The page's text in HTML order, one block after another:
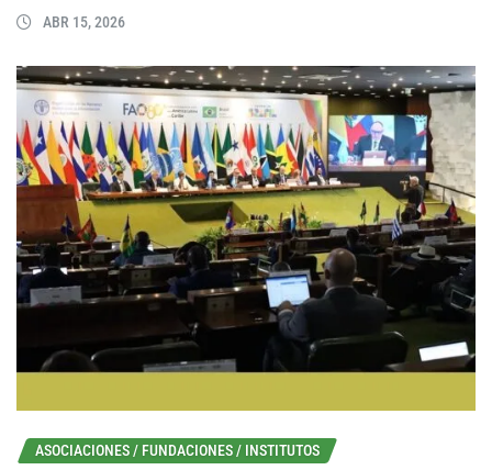
ABR 15, 2026
ASOCIACIONES / FUNDACIONES / INSTITUTOS